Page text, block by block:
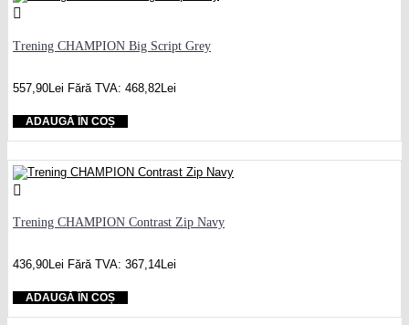
Trening CHAMPION Big Script Grey
557,90Lei Fără TVA: 468,82Lei
ADAUGĂ ÎN COȘ
Trening CHAMPION Contrast Zip Navy
436,90Lei Fără TVA: 367,14Lei
ADAUGĂ ÎN COȘ